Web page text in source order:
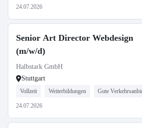
24.07.2026
Senior Art Director Webdesign
(m/w/d)
Halbstark GmbH
Stuttgart
Vollzeit Weiterbildungen Gute
24.07.2026